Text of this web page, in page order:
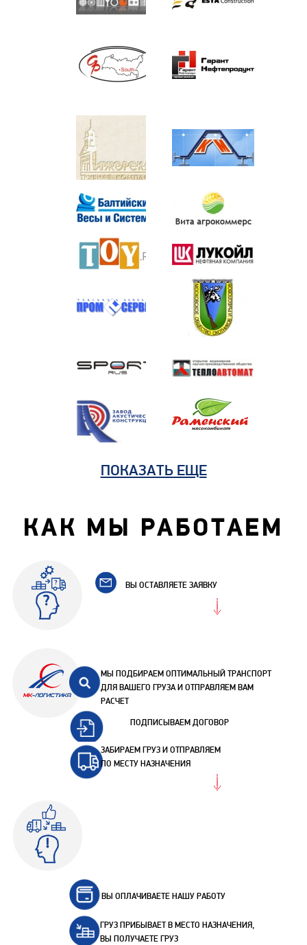
ПОКАЗАТЬ ЕЩЕ
КАК МЫ РАБОТАЕМ
ВЫ ОСТАВЛЯЕТЕ ЗАЯВКУ
МЫ ПОДБИРАЕМ ОПТИМАЛЬНЫЙ ТРАНСПОРТ
ДЛЯ ВАШЕГО ГРУЗА И ОТПРАВЛЯЕМ ВАМ
РАСЧЕТ
ПОДПИСЫВАЕМ ДОГОВОР
ЗАБИРАЕМ ГРУЗ И ОТПРАВЛЯЕМ
ПО МЕСТУ НАЗНАЧЕНИЯ
ВЫ ОПЛАЧИВАЕТЕ НАШУ РАБОТУ
ГРУЗ ПРИБЫВАЕТ В МЕСТО НАЗНАЧЕНИЯ,
ВЫ ПОЛУЧАЕТЕ ГРУЗ